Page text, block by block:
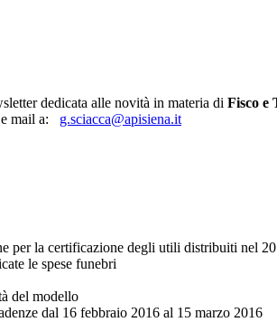
dedicata alle novità in materia di Fisco e
e mail a: g.sciacca@apisiena.it
per la certificazione degli utili distribuiti nel
le spese funebri
del modello
dal 16 febbraio 2016 al 15 marzo 2016